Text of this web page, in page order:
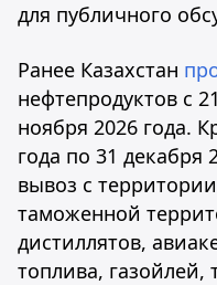
для публичного
Ранее Казахстан
нефтепродуктов с
ноября 2026 года.
года по 31 декабря
вывоз с
таможенной
дистиллятов,
топлива, газойлей,